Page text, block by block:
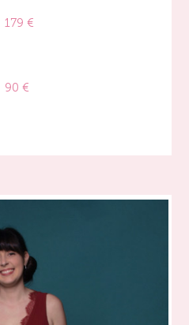
179 €
90 €